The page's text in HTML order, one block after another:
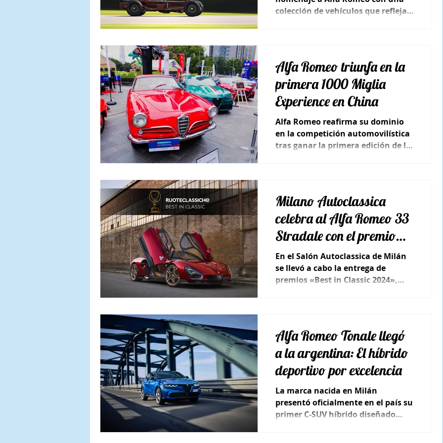
colección de vehículos que reflejan
Alfa Romeo triunfa en la
primera 1000 Miglia
Experience en China
Alfa Romeo reafirma su dominio
en la competición automovilística
tras ganar la primera edición de la
Milano Autoclassica
celebra al Alfa Romeo 33
Stradale con el premio
«Best in Classic 2024»
En el Salón Autoclassica de Milán
se llevó a cabo la entrega de
premios «Best in Classic 2024»,
Alfa Romeo Tonale llegó
a la argentina: El híbrido
deportivo por excelencia
La marca nacida en Milán
presentó oficialmente en el país su
primer C-SUV híbrido diseñado